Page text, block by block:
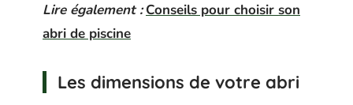
Lire également : Conseils pour choisir son
abri de piscine
Les dimensions de votre abri